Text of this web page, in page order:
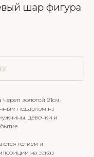
шар фигура
золотой 91см,
подарком на
девочки и
гелием и
на заказ